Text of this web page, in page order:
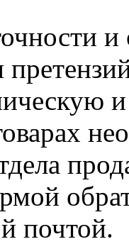
и
почтой.